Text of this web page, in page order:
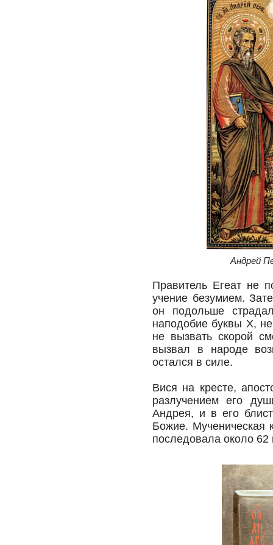
Андрей
Правитель Егеат не
учение безумием.
он подольше
наподобие буквы X,
не вызвать скорой
вызвал в народе
остался в силе.
Вися на кресте,
разлучением его
Андрея, и в его
Божие. Мученическая
последовала около 62